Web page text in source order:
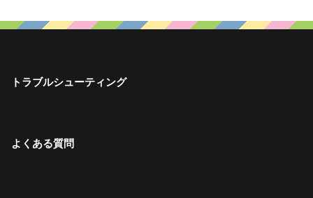
トラブルシューティング
よくある質問